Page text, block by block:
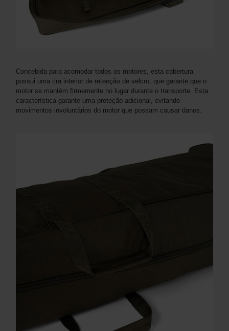
Concebida para acomodar todos os motores, esta cobertura
possui uma tira interior de retenção de velcro, que garante que o
motor se mantém firmemente no lugar durante o transporte. Esta
característica garante uma proteção adicional, evitando
movimentos involuntários do motor que possam causar danos.